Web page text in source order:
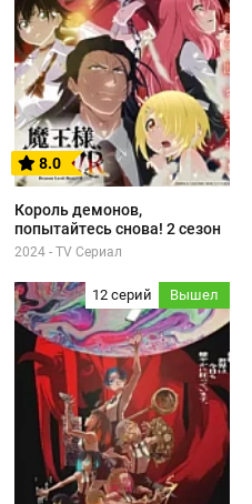
8.0
Король демонов,
попытайтесь снова! 2 сезон
2024 - TV Сериал
12 серий Вышел